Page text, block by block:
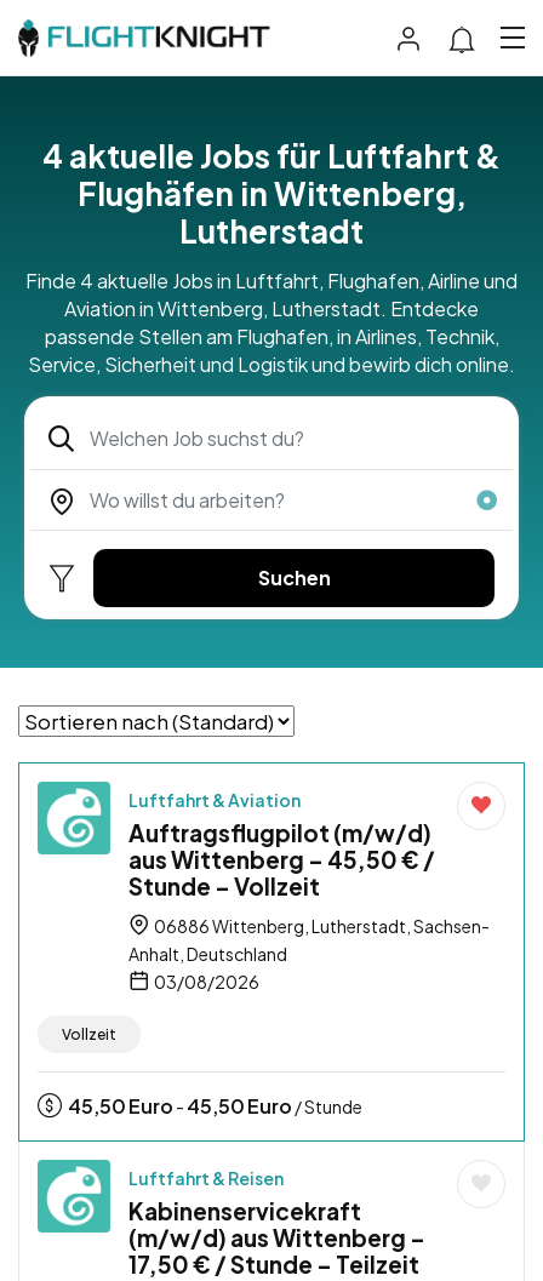
4 aktuelle Jobs für Luftfahrt &
Flughäfen in Wittenberg,
Lutherstadt
Finde 4 aktuelle Jobs in Luftfahrt, Flughafen, Airline und
Aviation in Wittenberg, Lutherstadt. Entdecke
passende Stellen am Flughafen, in Airlines, Technik,
Service, Sicherheit und Logistik und bewirb dich online.
Suchen
Luftfahrt & Aviation
Auftragsflugpilot (m/w/d)
aus Wittenberg – 45,50 € /
Stunde – Vollzeit
06886 Wittenberg, Lutherstadt, Sachsen-
Anhalt, Deutschland
03/08/2026
Vollzeit
45,50Euro - 45,50Euro / Stunde
Luftfahrt & Reisen
Kabinenservicekraft
(m/w/d) aus Wittenberg –
17,50 € / Stunde – Teilzeit